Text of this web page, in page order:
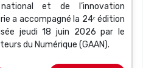
national et de l’innovation
a accompagné la 24ᵉ édition
jeudi 18 juin 2026 par le
du Numérique (GAAN).